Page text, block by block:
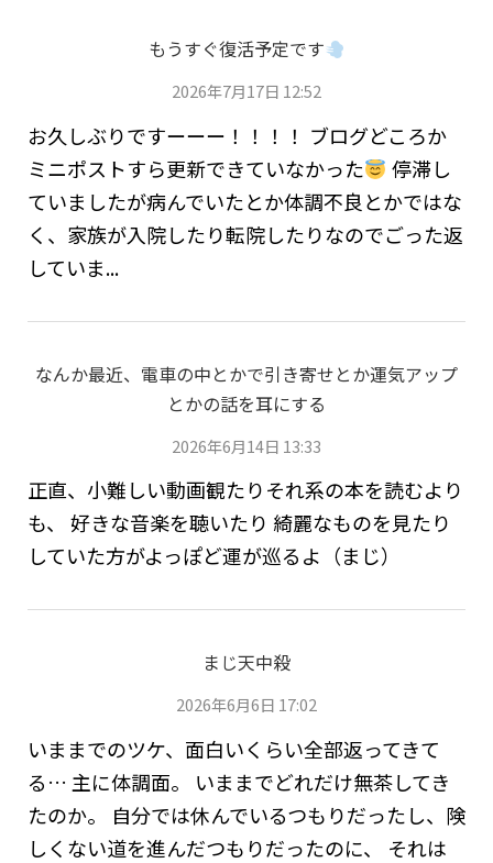
もうすぐ復活予定です
2026年7月17日 12:52
お久しぶりですーーー！！！！ ブログどころか
ミニポストすら更新できていなかった
停滞し
ていましたが病んでいたとか体調不良とかではな
く、家族が入院したり転院したりなのでごった返
していま...
なんか最近、電車の中とかで引き寄せとか運気アップ
とかの話を耳にする
2026年6月14日 13:33
正直、小難しい動画観たりそれ系の本を読むより
も、 好きな音楽を聴いたり 綺麗なものを見たり
していた方がよっぽど運が巡るよ（まじ）
まじ天中殺
2026年6月6日 17:02
いままでのツケ、面白いくらい全部返ってきて
る… 主に体調面。 いままでどれだけ無茶してき
たのか。 自分では休んでいるつもりだったし、険
しくない道を進んだつもりだったのに、 それは